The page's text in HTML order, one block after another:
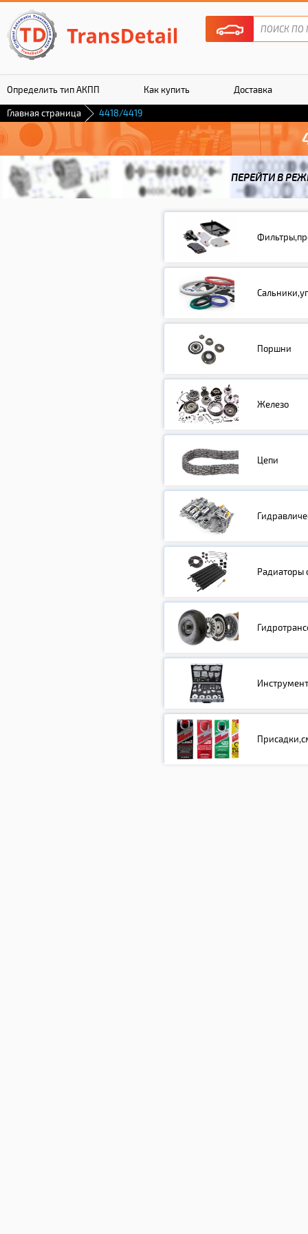
Определить тип АКПП Как купить Доставка
Гарантия
Главная страница 4418/4419
ПЕРЕЙТИ В
Поршни
Железо
Цепи
Радиаторы